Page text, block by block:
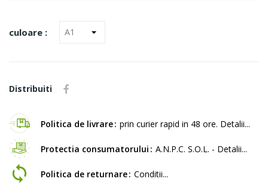
culoare :
Distribuiti
Politica de livrare prin curier rapid in 48 ore. Detalii...
Protectia consumatorului A.N.P.C. S.O.L. - Detalii...
Politica de returnare Conditii...